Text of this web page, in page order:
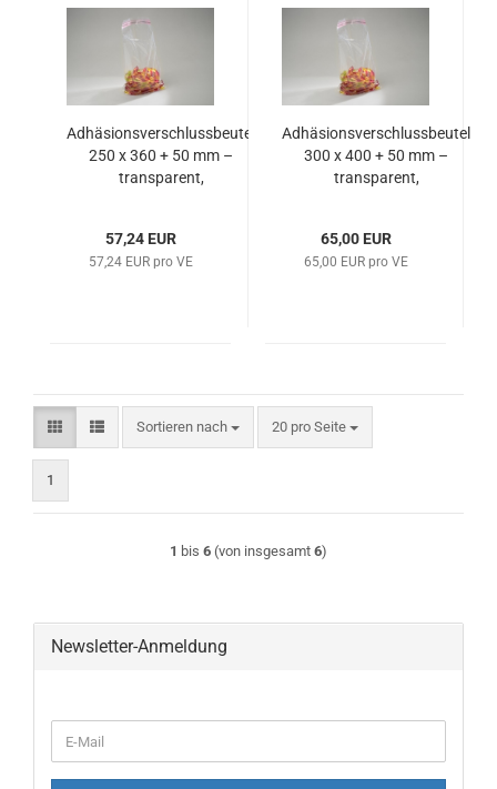
Adhäsionsverschlussbeutel
250 x 360 + 50 mm –
transparent,
57,24 EUR
57,24 EUR pro VE
Adhäsionsverschlussbeutel
300 x 400 + 50 mm –
transparent,
65,00 EUR
65,00 EUR pro VE
Sortieren nach
Sortieren nach 20 pro Seite
pro Seite
1
1 bis 6 (von insgesamt 6)
Newsletter-Anmeldung
ZUR
E-
Mail